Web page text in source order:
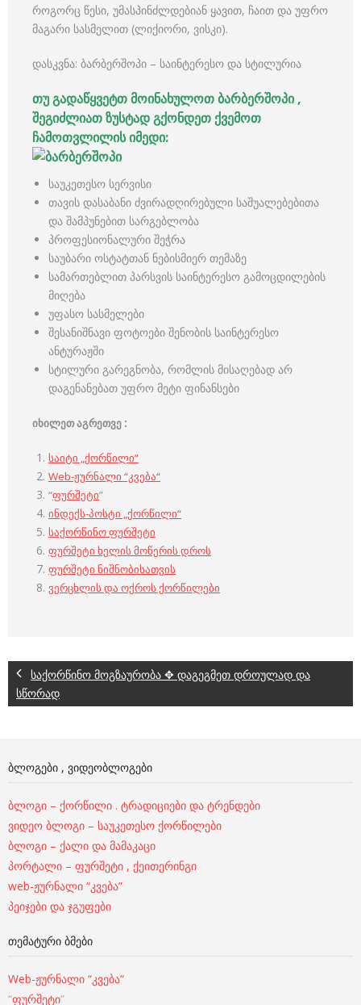
როგორც წესი, უმასპინძლდებიან ყავით, ჩაით და უფრო
მაგარი სასმელით (ლიქიორი, ვისკი).
დასკვნა: ბარბერშოპი – საინტერესო და სტილურია
თუ გადაწყვეტთ მოინახულოთ ბარბერშოპი ,
შეგიძლიათ ზუსტად გქონდეთ ქვემოთ
ჩამოთვლილის იმედი:
საუკეთესო სერვისი
თავის დასაბანი ძვირადღირებული საშუალებებითა
და შამპუნებით სარგებლობა
პროფესიონალური შეჭრა
საუბარი ოსტატთან ნებისმიერ თემაზე
სამართებლით პარსვის საინტერესო გამოცდილების
მიღება
უფასო სასმელები
შესანიშნავი ფოტოები შენობის საინტერესო
ანტურაჟში
სტილური გარეგნობა, რომლის მისაღებად არ
დაგენანებათ უფრო მეტი ფინანსები
იხილეთაგრეთვე :
საიტი „ქორწილი“
Web-ჟურნალი “კვება“
“ფურშეტი”
ინდექს-პოსტი „ქორწილი“
საქორწინო ფურშეტი
ფურშეტი ხელის მოწერის დროს
ფურშეტი ნიშნობისათვის
ვერცხლის და ოქროს ქორწილები
საქორწინო მოგზაურობა ✥ დაგეგმეთ დროულად და
სწორად
ᲑᲚᲝᲒᲔᲑᲘ , ᲕᲘᲓᲔᲝᲑᲚᲝᲒᲔᲑᲘ
ბლოგი – ქორწილი . ტრადიციები და ტრენდები
ვიდეო ბლოგი – საუკეთესო ქორწილები
ბლოგი – ქალი და მამაკაცი
პორტალი – ფურშეტი , ქეითერინგი
web-ჟურნალი “კვება”
პეიჯები და ჯგუფები
ᲗᲔᲛᲐᲢᲣᲠᲘ ᲑᲛᲔᲑᲘ
Web-ჟურნალი “კვება“
“ფურშეტი”